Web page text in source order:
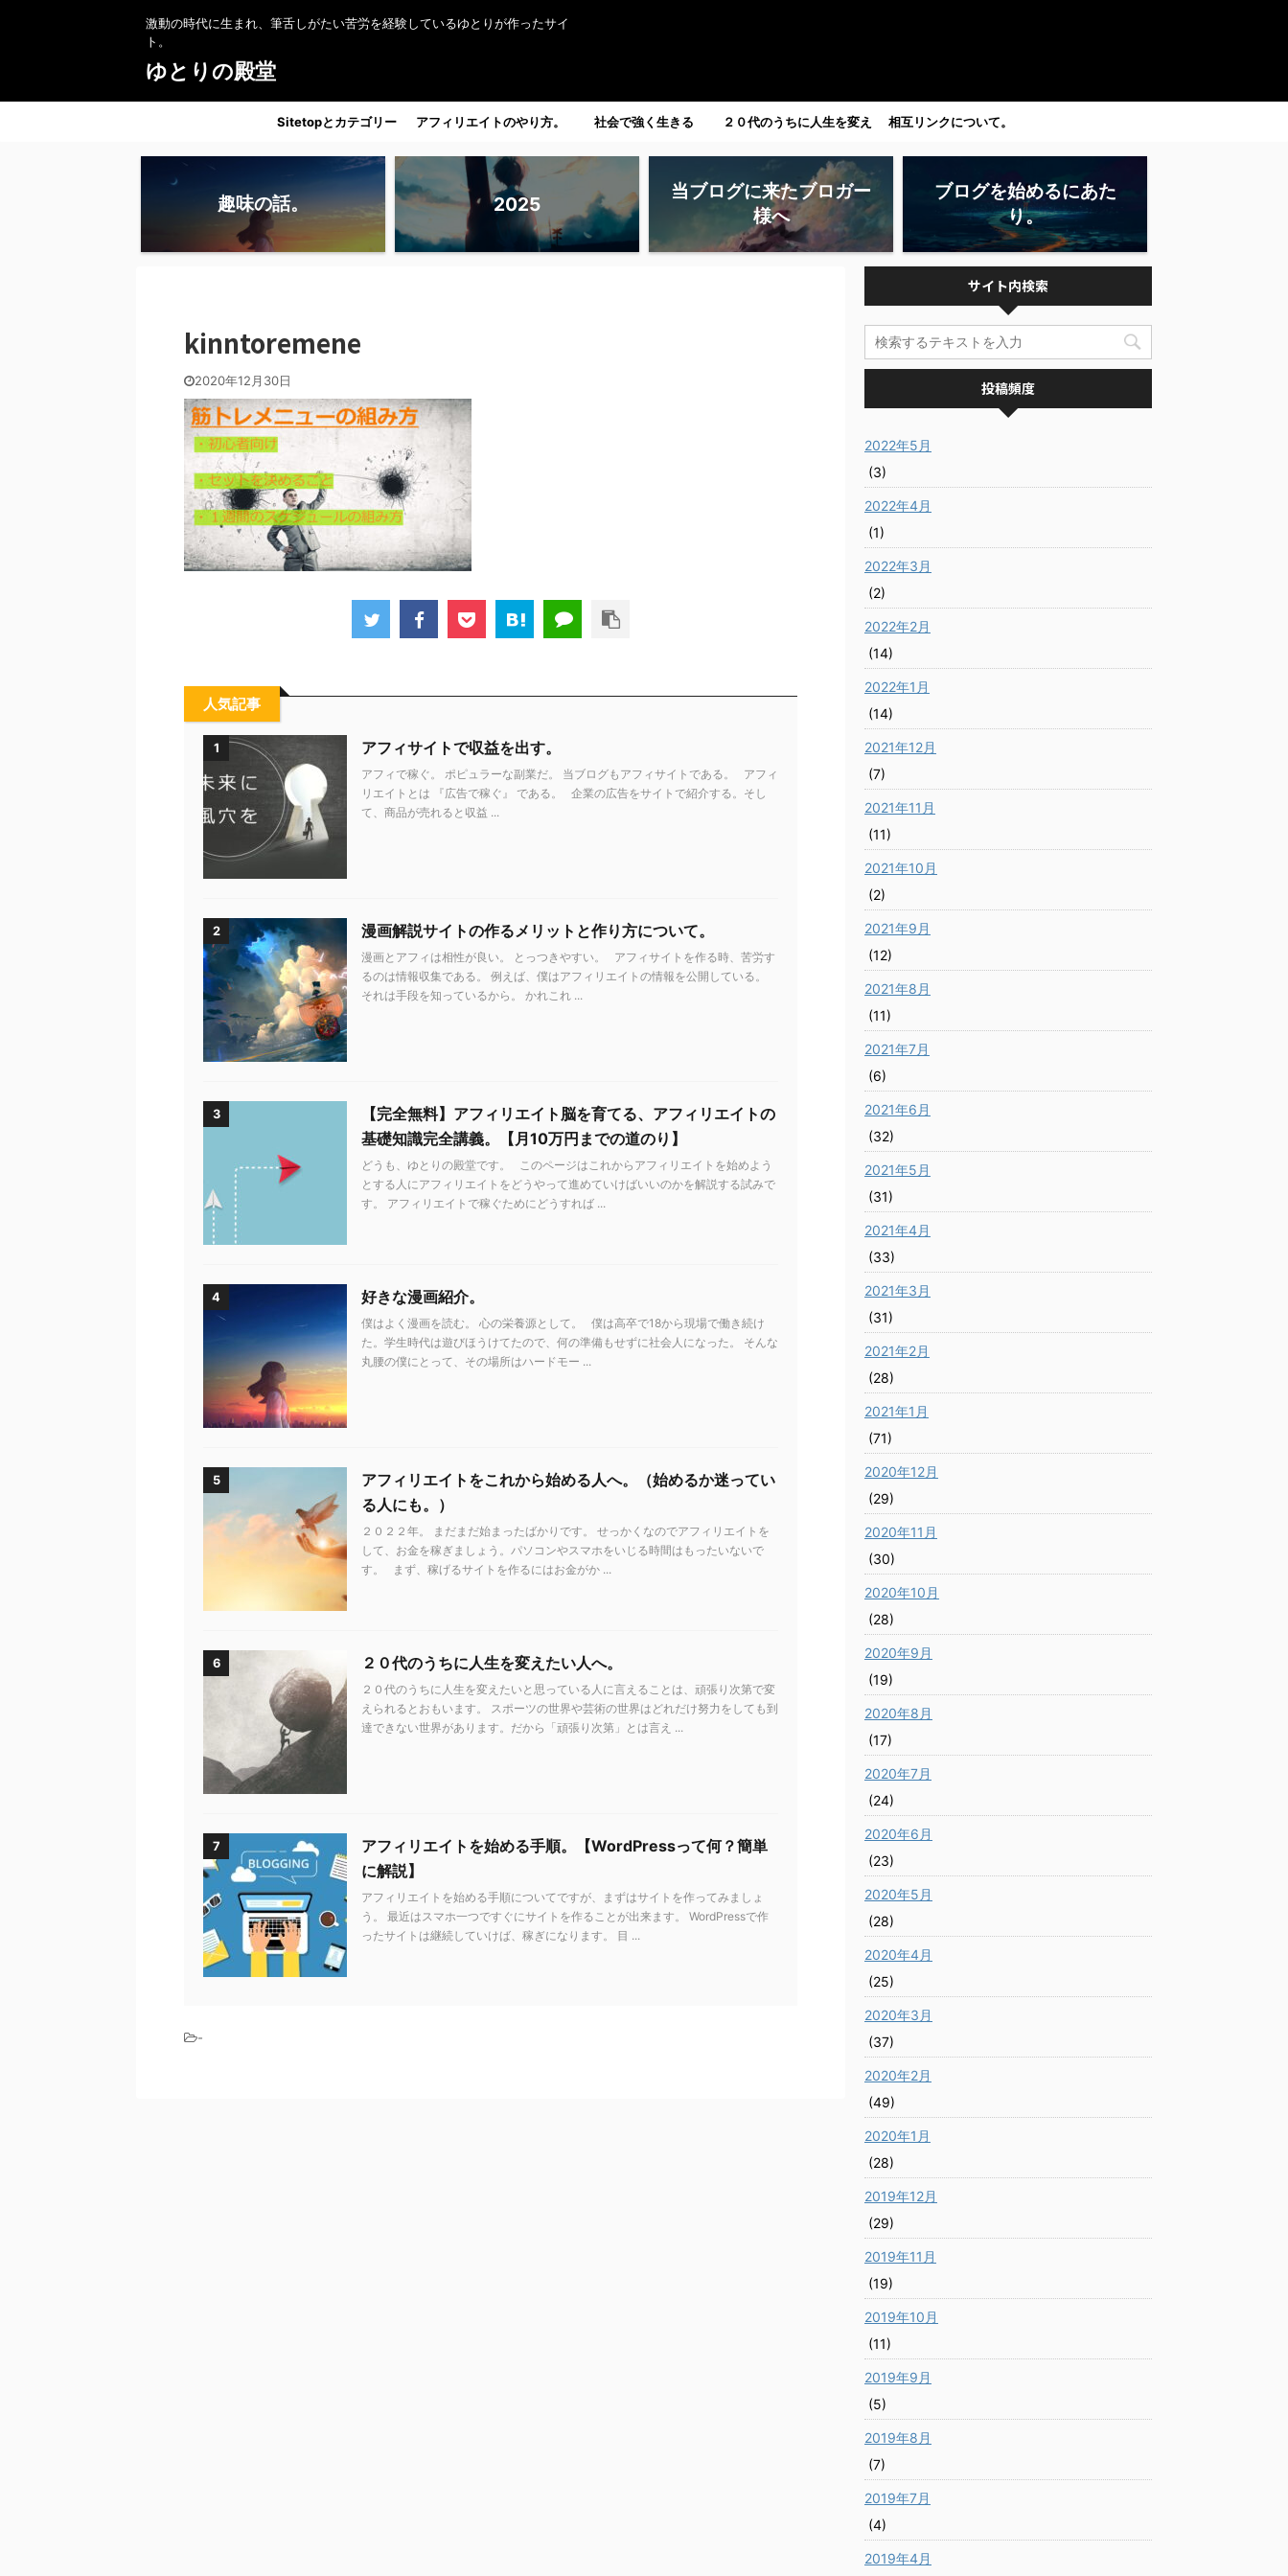
激動の時代に生まれ、筆舌しがたい苦労を経験しているゆとりが作ったサイ
ト。
ゆとりの殿堂
Sitetopとカテゴリー アフィリエイトのやり方。 社会で強く生きる ２０代のうちに人生を変え
たい人へ。
相互リンクについて。
趣味の話。 2025
当ブログに来たブロガー
様へ
ブログを始めるにあた
り。
kinntoremene
2020年12月30日
人気記事
1 アフィサイトで収益を出す。
アフィで稼ぐ。 ポピュラーな副業だ。 当ブログもアフィサイトである。 アフィ
リエイトとは 『広告で稼ぐ』 である。 企業の広告をサイトで紹介する。そし
て、商品が売れると収益 ...
2 漫画解説サイトの作るメリットと作り方について。
漫画とアフィは相性が良い。 とっつきやすい。 アフィサイトを作る時、苦労す
るのは情報収集である。 例えば、僕はアフィリエイトの情報を公開している。
それは手段を知っているから。 かれこれ ...
3
【完全無料】アフィリエイト脳を育てる、アフィリエイトの
基礎知識完全講義。【月10万円までの道のり】
どうも、ゆとりの殿堂です。 このページはこれからアフィリエイトを始めよう
とする人にアフィリエイトをどうやって進めていけばいいのかを解説する試みで
す。 アフィリエイトで稼ぐためにどうすれば ...
4 好きな漫画紹介。
僕はよく漫画を読む。 心の栄養源として。 僕は高卒で18から現場で働き続け
た。学生時代は遊びほうけてたので、何の準備もせずに社会人になった。 そんな
丸腰の僕にとって、その場所はハードモー ...
5
アフィリエイトをこれから始める人へ。（始めるか迷ってい
る人にも。）
２０２２年。 まだまだ始まったばかりです。 せっかくなのでアフィリエイトを
して、お金を稼ぎましょう。パソコンやスマホをいじる時間はもったいないで
す。 まず、稼げるサイトを作るにはお金がか ...
6 ２０代のうちに人生を変えたい人へ。
２０代のうちに人生を変えたいと思っている人に言えることは、頑張り次第で変
えられるとおもいます。 スポーツの世界や芸術の世界はどれだけ努力をしても到
達できない世界があります。だから「頑張り次第」とは言え ...
7
アフィリエイトを始める手順。【WordPressって何？簡単
に解説】
アフィリエイトを始める手順についてですが、まずはサイトを作ってみましょ
う。 最近はスマホ一つですぐにサイトを作ることが出来ます。 WordPressで作
ったサイトは継続していけば、稼ぎになります。 目 ...
-
サイト内検索
投稿頻度
2022年5月
(3)
2022年4月
(1)
2022年3月
(2)
2022年2月
(14)
2022年1月
(14)
2021年12月
(7)
2021年11月
(11)
2021年10月
(2)
2021年9月
(12)
2021年8月
(11)
2021年7月
(6)
2021年6月
(32)
2021年5月
(31)
2021年4月
(33)
2021年3月
(31)
2021年2月
(28)
2021年1月
(71)
2020年12月
(29)
2020年11月
(30)
2020年10月
(28)
2020年9月
(19)
2020年8月
(17)
2020年7月
(24)
2020年6月
(23)
2020年5月
(28)
2020年4月
(25)
2020年3月
(37)
2020年2月
(49)
2020年1月
(28)
2019年12月
(29)
2019年11月
(19)
2019年10月
(11)
2019年9月
(5)
2019年8月
(7)
2019年7月
(4)
2019年4月